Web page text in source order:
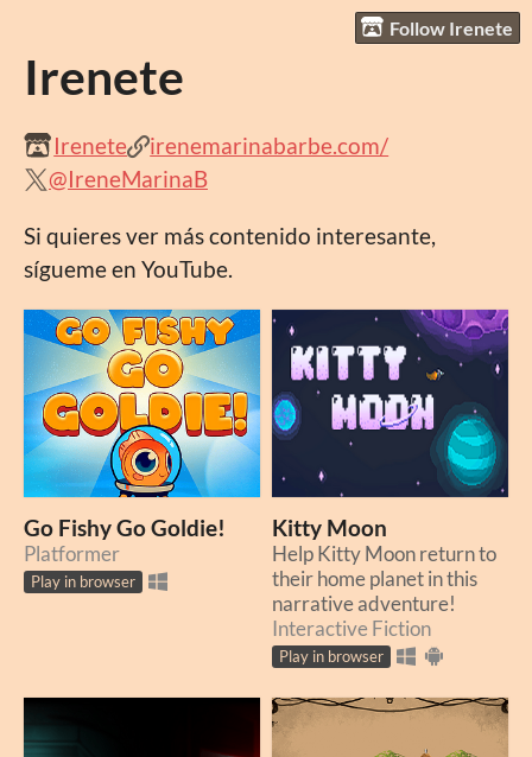
Follow Irenete
Irenete
Irenete
irenemarinabarbe.com/
@IreneMarinaB
Si quieres ver más contenido interesante,
sígueme en YouTube.
Go Fishy Go Goldie!
Platformer
Play in browser
Kitty Moon
Help Kitty Moon return to
their home planet in this
narrative adventure!
Interactive Fiction
Play in browser